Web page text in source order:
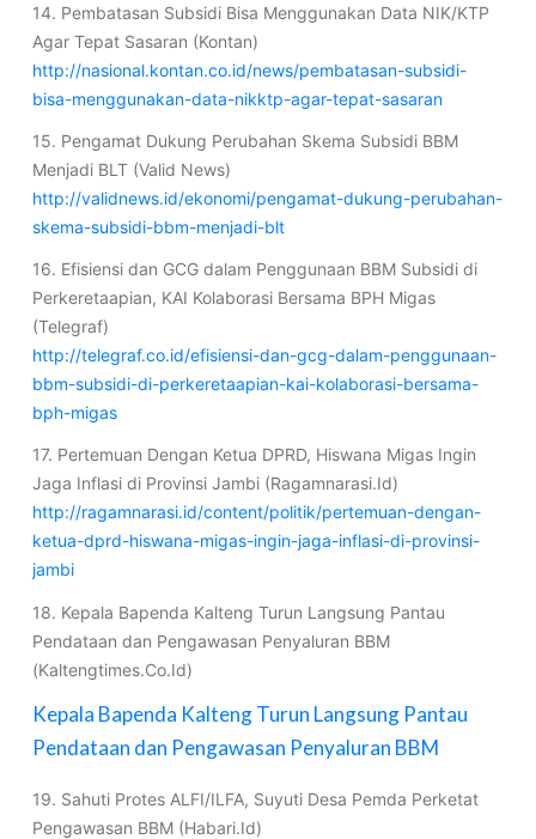
14. Pembatasan Subsidi Bisa Menggunakan Data NIK/KTP
Agar Tepat Sasaran (Kontan)
http://nasional.kontan.co.id/news/pembatasan-subsidi-
bisa-menggunakan-data-nikktp-agar-tepat-sasaran
15. Pengamat Dukung Perubahan Skema Subsidi BBM
Menjadi BLT (Valid News)
http://validnews.id/ekonomi/pengamat-dukung-perubahan-
skema-subsidi-bbm-menjadi-blt
16. Efisiensi dan GCG dalam Penggunaan BBM Subsidi di
Perkeretaapian, KAI Kolaborasi Bersama BPH Migas
(Telegraf)
http://telegraf.co.id/efisiensi-dan-gcg-dalam-penggunaan-
bbm-subsidi-di-perkeretaapian-kai-kolaborasi-bersama-
bph-migas
17. Pertemuan Dengan Ketua DPRD, Hiswana Migas Ingin
Jaga Inflasi di Provinsi Jambi (Ragamnarasi.Id)
http://ragamnarasi.id/content/politik/pertemuan-dengan-
ketua-dprd-hiswana-migas-ingin-jaga-inflasi-di-provinsi-
jambi
18. Kepala Bapenda Kalteng Turun Langsung Pantau
Pendataan dan Pengawasan Penyaluran BBM
(Kaltengtimes.Co.Id)
Kepala Bapenda Kalteng Turun Langsung Pantau
Pendataan dan Pengawasan Penyaluran BBM
19. Sahuti Protes ALFI/ILFA, Suyuti Desa Pemda Perketat
Pengawasan BBM (Habari.Id)